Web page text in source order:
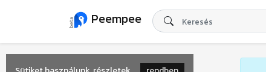
Peempee